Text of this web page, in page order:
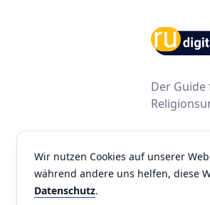
Wir nutzen Cookies auf unserer
während andere uns helfen, diese
Datenschutz.
Der